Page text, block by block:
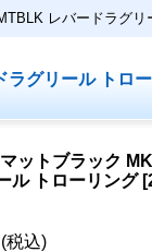
レバードラグリ
ラグリール トロ
ットブラック
ル トローリング [
(税込)